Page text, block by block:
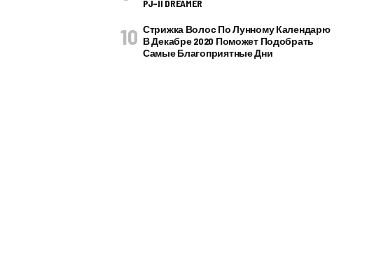
PJ–II DREAMER
Стрижка Волос По Лунному Календарю
В Декабре 2020 Поможет Подобрать
Самые Благоприятные Дни